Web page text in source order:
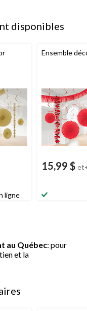
disponibles
ligne
Ensemble
15,99 $
au Québec: pour
et la